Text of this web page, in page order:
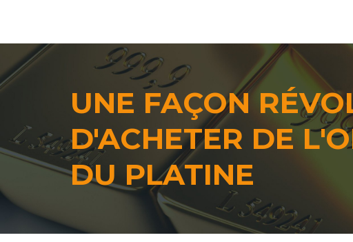
UNE FAÇON
D'ACHETER DE
DU PLATINE